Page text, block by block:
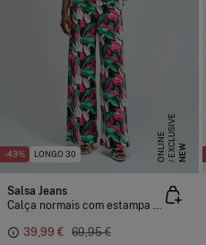
-43% LONGO 30 NEW
E
X
C
L
US
I
V
E
O
N
L
I
N
E
Salsa Jeans
Calça normais com estampa floral
39,99 € 69,95 €